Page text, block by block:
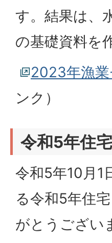
す。結果は、
の基礎資料を
2023年漁
ンク）
令和5年住
令和5年10月1
る令和5年住
がとうござい